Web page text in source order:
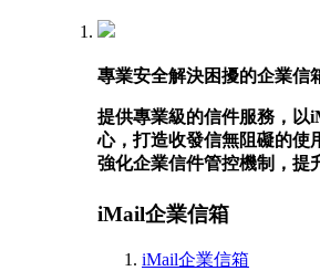
專業安全解決困擾的企業信
提供專業級的信件服務，以
心，打造收發信無阻礙的使
強化企業信件管控機制，提
iMail企業信箱
iMail企業信箱